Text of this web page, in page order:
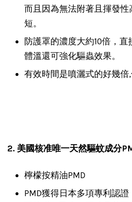
而且因為無法附著且揮發
短。
防護罩的濃度大約10倍，
體溫還可強化驅蟲效果。
有效時間是噴灑式的好幾倍,
2. 美國核准唯一天然驅蚊成分
檸檬按精油PMD
PMD獲得日本多項專利認